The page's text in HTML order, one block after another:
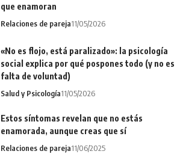
que enamoran
Relaciones de pareja11/05/2026
«No es flojo, está paralizado»: la psicología
social explica por qué pospones todo (y no es
falta de voluntad)
Salud y Psicología11/05/2026
Estos síntomas revelan que no estás
enamorada, aunque creas que sí
Relaciones de pareja11/06/2025